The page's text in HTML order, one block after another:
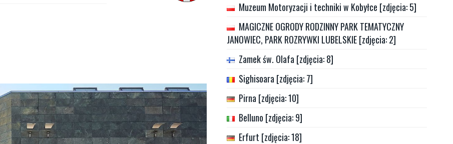
Muzeum Motoryzacji i techniki w Kobyłce [zdjęcia: 5]
MAGICZNE OGRODY RODZINNY PARK TEMATYCZNY
JANOWIEC, PARK ROZRYWKI LUBELSKIE [zdjęcia: 2]
Zamek św. Olafa [zdjęcia: 8]
Sighisoara [zdjęcia: 7]
Pirna [zdjęcia: 10]
Belluno [zdjęcia: 9]
Erfurt [zdjęcia: 18]